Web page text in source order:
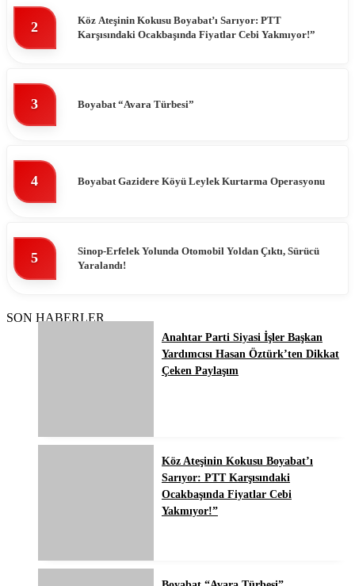
2
Köz Ateşinin Kokusu Boyabat’ı Sarıyor: PTT
Karşısındaki Ocakbaşında Fiyatlar Cebi Yakmıyor!”
3 Boyabat “Avara Türbesi”
4 Boyabat Gazidere Köyü Leylek Kurtarma Operasyonu
5
Sinop-Erfelek Yolunda Otomobil Yoldan Çıktı, Sürücü
Yaralandı!
SON HABERLER
Anahtar Parti Siyasi İşler Başkan
Yardımcısı Hasan Öztürk’ten Dikkat
Çeken Paylaşım
Köz Ateşinin Kokusu Boyabat’ı
Sarıyor: PTT Karşısındaki
Ocakbaşında Fiyatlar Cebi
Yakmıyor!”